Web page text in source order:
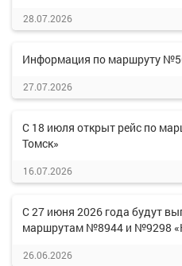
28.07.2026
Информация по маршруту
27.07.2026
С 18 июля открыт рейс по
Томск»
16.07.2026
С 27 июня 2026 года будут
маршрутам №8944 и №9298
26.06.2026